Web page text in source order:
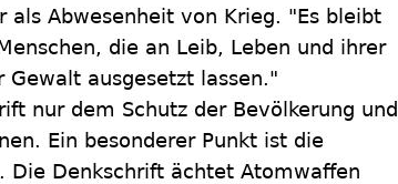
als Abwesenheit von Krieg. "Es bleibt
die an Leib, Leben und ihrer
ausgesetzt lassen."
nur dem Schutz der Bevölkerung und
Ein besonderer Punkt ist die
Die Denkschrift ächtet Atomwaffen